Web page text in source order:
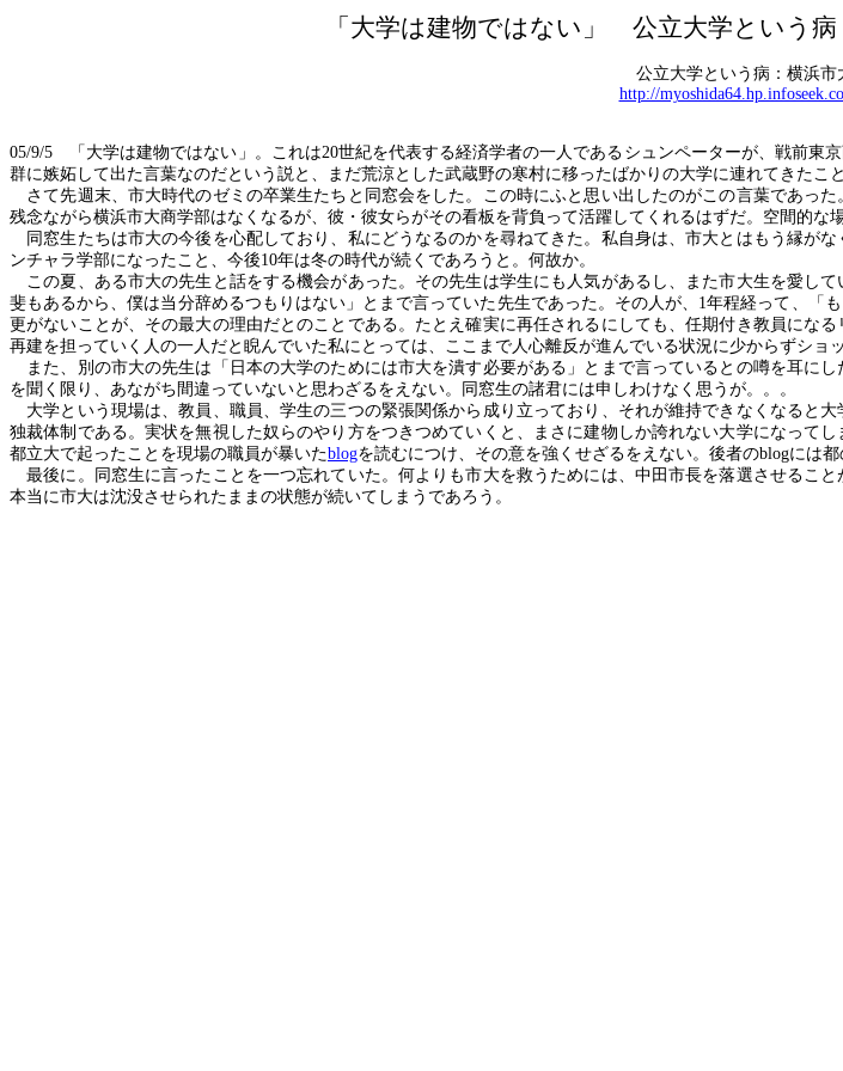
「大学は建物ではない」 公立大学という
公立大学という病：横浜市
http://
05/9/5 「大学は建物ではない」。これは20世紀を代表する経済学者の一人であるシュンペーターが、戦前東
群に嫉妬して出た言葉なのだという説と、まだ荒涼とした武蔵野の寒村に移ったばかりの大学に連れてきたこ
さて先週末、市大時代のゼミの卒業生たちと同窓会をした。この時にふと思い出したのがこの言葉であっ
残念ながら横浜市大商学部はなくなるが、彼・彼女らがその看板を背負って活躍してくれるはずだ。空間的
同窓生たちは市大の今後を心配しており、私にどうなるのかを尋ねてきた。私自身は、市大とはもう縁が
ンチャラ学部になったこと、今後10年は冬の時代が続くであろうと。何故か。
この夏、ある市大の先生と話をする機会があった。その先生は学生にも人気があるし、また市大生を愛し
斐もあるから、僕は当分辞めるつもりはない」とまで言っていた先生であった。その人が、 1年程経って、「
更がないことが、その最大の理由だとのことである。たとえ確実に再任されるにしても、任期付き教員にな
再建を担っていく人の一人だと睨んでいた私にとっては、ここまで人心離反が進んでいる状況に少からずショ
また、別の市大の先生は「日本の大学のためには市大を潰す必要がある」とまで言っているとの噂を耳に
を聞く限り、あながち間違っていないと思わざるをえない。同窓生の諸君には申しわけなく思うが。。。
大学という現場は、教員、職員、学生の三つの緊張関係から成り立っており、それが維持できなくなると
独裁体制である。実状を無視した奴らのやり方をつきつめていくと、まさに建物しか誇れない大学になって
都立大で起ったことを現場の職員が暴いたblogを読むにつけ、その意を強くせざるをえない。後者のblogには
最後に。同窓生に言ったことを一つ忘れていた。何よりも市大を救うためには、中田市長を落選させるこ
本当に市大は沈没させられたままの状態が続いてしまうであろう。